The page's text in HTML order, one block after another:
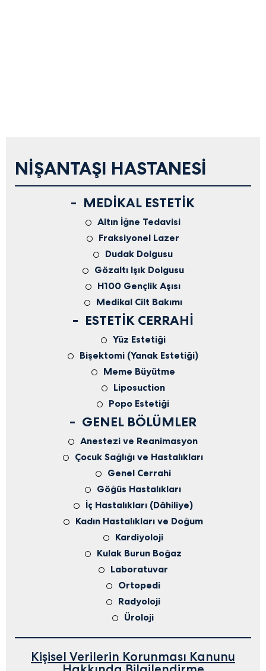
NIŞANTAŞI HASTANESI
MEDIKAL ESTETIK
Altın İğne Tedavisi
Fraksiyonel Lazer
Dudak Dolgusu
Gözaltı Işık Dolgusu
H100 Gençlik Aşısı
Medikal Cilt Bakımı
ESTETIK CERRAHI
Yüz Estetiği
Bişektomi (Yanak Estetiği)
Meme Büyütme
Liposuction
Popo Estetiği
GENEL BÖLÜMLER
Anestezi ve Reanimasyon
Çocuk Sağlığı ve Hastalıkları
Genel Cerrahi
Göğüs Hastalıkları
İç Hastalıkları (Dâhiliye)
Kadın Hastalıkları ve Doğum
Kardiyoloji
Kulak Burun Boğaz
Laboratuvar
Ortopedi
Radyoloji
Üroloji
Kişisel Verilerin Korunması Kanunu